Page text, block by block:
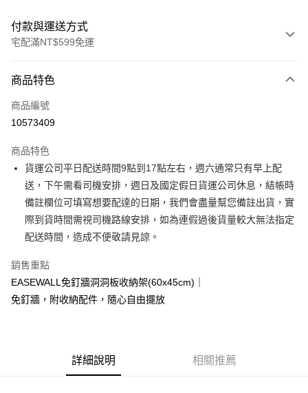
付款與運送方式
宅配滿NT$599免運
信用卡一次付款
信用卡分期付款
合作金庫商業銀行
華南商業銀行
彰化商業銀行
上海商業儲蓄銀行
台北富邦商業銀行
國泰世華商業銀行
兆豐國際商業銀行
臺灣中小企業銀行
台中商業銀行
匯豐（台灣）商業銀行
聯邦商業銀行
元大商業銀行
台新國際商業銀行
中國信託商業銀行
台灣樂天信用卡公司
6 期 0 利率 每期
華南商業銀行
彰化商業銀行
上海商業儲蓄銀行
台北富邦商業銀行
國泰世華商業銀行
兆豐國際商業銀行
臺灣中小企業銀行
聯邦商業銀行
元大商業銀行
永豐商業銀行
玉山商業銀行
LINE Pay
Apple Pay
街口支付
悠遊付
Google Pay
1.本服務由台灣大哥大提供，台灣大哥大用戶可立即使用無須另外申請。
2.付款方式選擇「大哥付你分期」，訂單成立後會自動跳轉到大哥付的交易
流程，驗證手機門號後，選擇欲分期的期數、繳款截止日，確認付款後即完
商品特色
商品編號
10573409
商品特色
貨運公司平日配送時間9點到17點左右，週六通常只有早上配
送，下午需看司機安排，週日及國定假日貨運公司休息，結帳時
備註欄位可填寫想要配達的日期，我們會盡量幫您備註出貨，實
際到貨時間需視司機路線安排，如為連假過後貨量較大無法指定
配送時間，造成不便敬請見諒。
銷售重點
EASEWALL免釘牆洞洞板收納架(60x45cm)｜
免釘牆，附收納配件，隨心自由擺放
詳細說明 相關推薦